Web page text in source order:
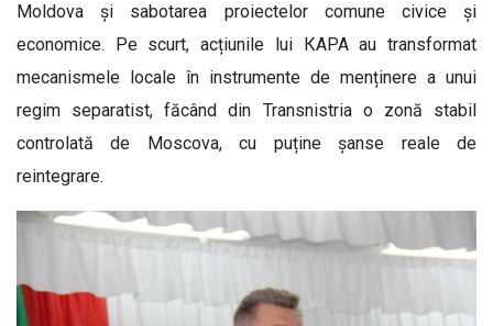
Moldova și sabotarea proiectelor comune civice și
economice. Pe scurt, acțiunile lui КАРА au transformat
mecanismele locale în instrumente de menținere a unui
regim separatist, făcând din Transnistria o zonă stabil
controlată de Moscova, cu puține șanse reale de
reintegrare.